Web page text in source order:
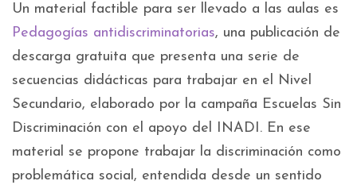
Un material factible para ser llevado a las aulas es
Pedagogías antidiscriminatorias, una publicación de
descarga gratuita que presenta una serie de
secuencias didácticas para trabajar en el Nivel
Secundario, elaborado por la campaña Escuelas Sin
Discriminación con el apoyo del INADI. En ese
material se propone trabajar la discriminación como
problemática social, entendida desde un sentido